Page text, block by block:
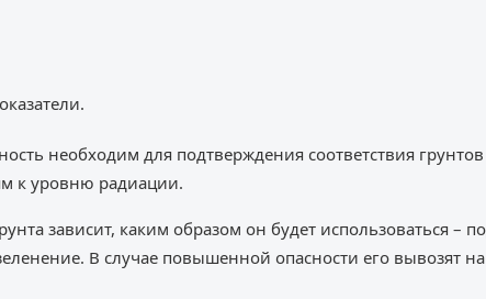
необходим для подтверждения соответствия
к уровню радиации.
зависит, каким образом он будет использоваться –
В случае повышенной опасности его вывозят